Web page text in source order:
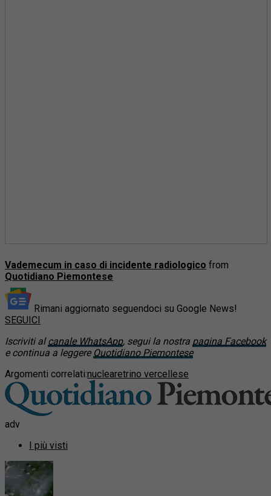
Vademecum in caso di incidente radiologico from
Quotidiano Piemontese
Rimani aggiornato seguendoci su Google News!
SEGUICI
Iscriviti alcanale WhatsApp, segui la nostra pagina Facebook
e continua a leggere Quotidiano Piemontese
Argomenti correlati:nuclearetrino vercellese
adv
I più visti